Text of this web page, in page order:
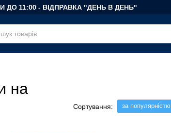
ДО 11:00 - ВІДПРАВКА "ДЕНЬ В ДЕНЬ"
на
Сортування: за популярністю